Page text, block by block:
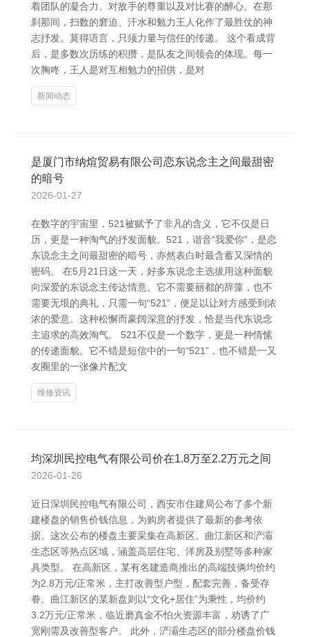
着团队的凝合力、对敌手的尊重以及对比赛的醉心。在那
刹那间，扫数的窘迫、汗水和勉力王人化作了最胜仗的神
志抒发。莫得语言，只须力量与信任的传递。 这个看成背
后，是多数次历练的积攒，是队友之间领会的体现。每一
次胸咚，王人是对互相勉力的招供，是对
新闻动态
是厦门市纳煊贸易有限公司恋东说念主之间最甜密
的暗号
2026-01-27
在数字的宇宙里，521被赋予了非凡的含义，它不仅是日
历，更是一种淘气的抒发面貌。521，谐音“我爱你”，是恋
东说念主之间最甜密的暗号，亦然表白时最含蓄又深情的
密码。 在5月21日这一天，好多东说念主选拔用这种面貌
向深爱的东说念主传达情意。它不需要丽都的辞藻，也不
需要无垠的典礼，只需一句“521”，便足以让对方感受到浓
浓的爱意。这种松懈而豪阔深意的抒发，恰是当代东说念
主追求的高效淘气。 521不仅是一个数字，更是一种情愫
的传递面貌。它不错是短信中的一句“521”，也不错是一又
友圈里的一张像片配文
维修资讯
均深圳民控电气有限公司价在1.8万至2.2万元之间
2026-01-26
近日深圳民控电气有限公司，西安市住建局公布了多个新
建楼盘的销售价钱信息，为购房者提供了最新的参考依
据。这次公布的楼盘主要采集在高新区、曲江新区和浐灞
生态区等热点区域，涵盖高层住宅、洋房及别墅等多种家
具类型。 在高新区，某有名建造商推出的高端技俩均价约
为2.8万元/正常米，主打改善型户型，配套完善，备受存
眷。曲江新区的某新盘则以“文化+居住”为秉性，均价约
3.2万元/正常米，临近磨真金不怕火资源丰富，劝诱了广
宽刚需及改善型客户。 此外，浐灞生态区的部分楼盘价钱